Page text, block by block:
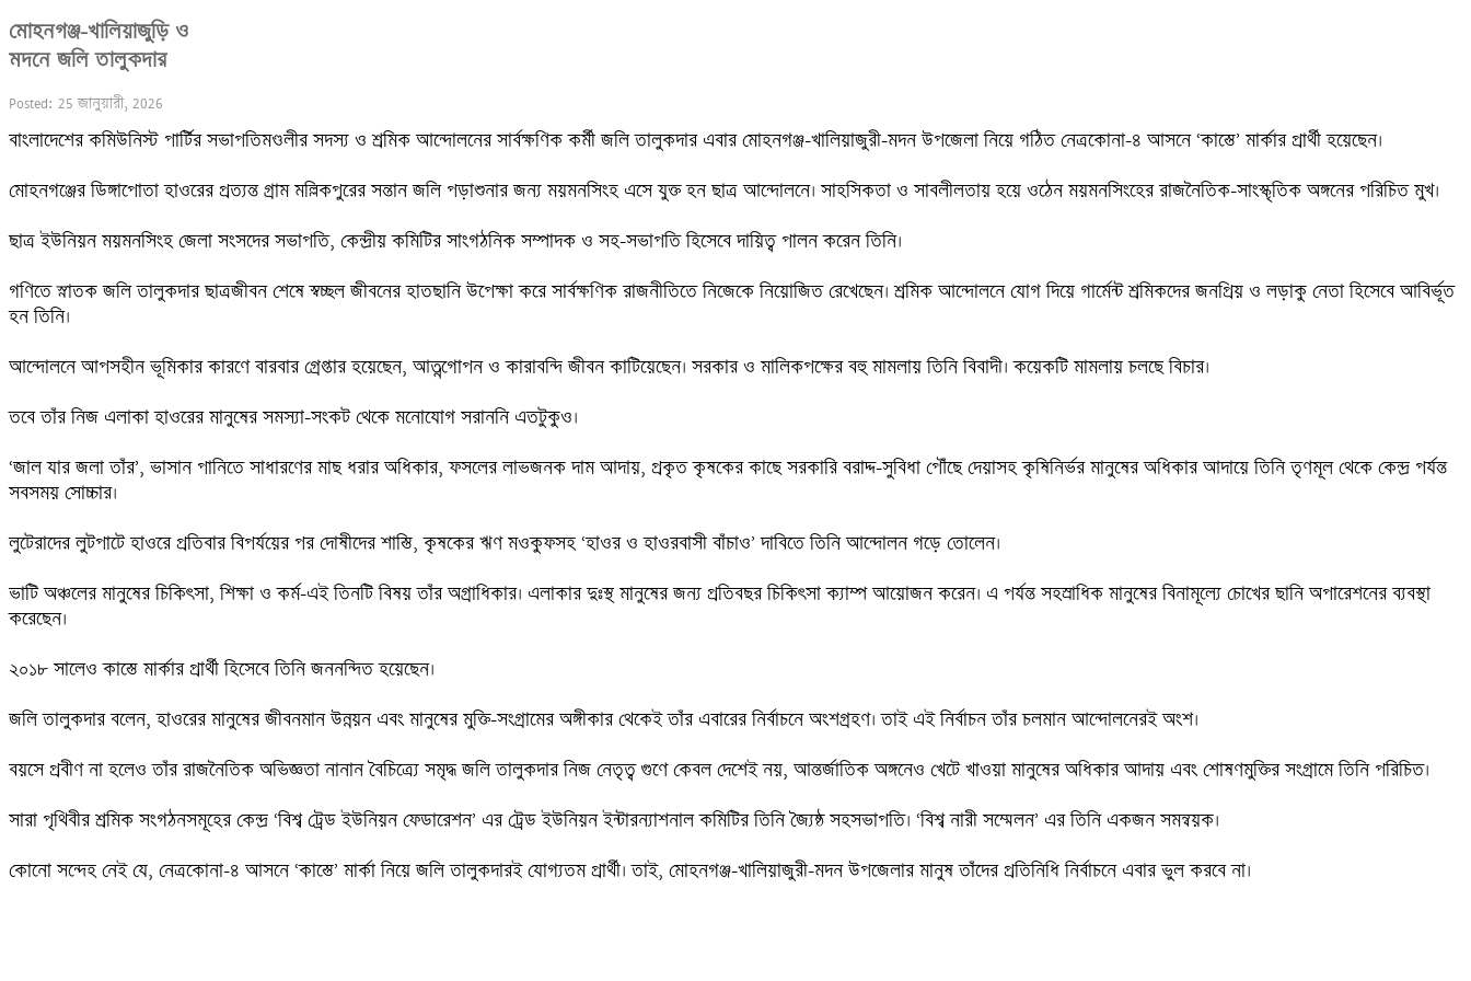
মোহনগঞ্জ-খালিয়াজুড়ি ও
মদনে জলি তালুকদার
Posted: 25 জানুয়ারী, 2026
বাংলাদেশের কমিউনিস্ট পার্টির সভাপতিমণ্ডলীর সদস্য ও শ্রমিক আন্দোলনের সার্বক্ষণিক কর্মী জলি তালুকদার এবার মোহনগঞ্জ-খালিয়াজুরী-মদন উপজেলা নিয়ে গঠিত নেত্রকোনা-৪ আসনে ‘কাস্তে’ মার্কার প্রার্থী হয়েছেন।
মোহনগঞ্জের ডিঙ্গাপোতা হাওরের প্রত্যন্ত গ্রাম মল্লিকপুরের সন্তান জলি পড়াশুনার জন্য ময়মনসিংহ এসে যুক্ত হন ছাত্র আন্দোলনে। সাহসিকতা ও সাবলীলতায় হয়ে ওঠেন ময়মনসিংহের রাজনৈতিক-সাংস্কৃতিক অঙ্গনের পরিচিত মুখ।
ছাত্র ইউনিয়ন ময়মনসিংহ জেলা সংসদের সভাপতি, কেন্দ্রীয় কমিটির সাংগঠনিক সম্পাদক ও সহ-সভাপতি হিসেবে দায়িত্ব পালন করেন তিনি।
গণিতে স্নাতক জলি তালুকদার ছাত্রজীবন শেষে স্বচ্ছল জীবনের হাতছানি উপেক্ষা করে সার্বক্ষণিক রাজনীতিতে নিজেকে নিয়োজিত রেখেছেন। শ্রমিক আন্দোলনে যোগ দিয়ে গার্মেন্ট শ্রমিকদের জনপ্রিয় ও লড়াকু নেতা হিসেবে আবির্ভূত
হন তিনি।
আন্দোলনে আপসহীন ভূমিকার কারণে বারবার গ্রেপ্তার হয়েছেন, আত্নগোপন ও কারাবন্দি জীবন কাটিয়েছেন। সরকার ও মালিকপক্ষের বহু মামলায় তিনি বিবাদী। কয়েকটি মামলায় চলছে বিচার।
তবে তাঁর নিজ এলাকা হাওরের মানুষের সমস্যা-সংকট থেকে মনোযোগ সরাননি এতটুকুও।
‘জাল যার জলা তাঁর’, ভাসান পানিতে সাধারণের মাছ ধরার অধিকার, ফসলের লাভজনক দাম আদায়, প্রকৃত কৃষকের কাছে সরকারি বরাদ্দ-সুবিধা পৌঁছে দেয়াসহ কৃষিনির্ভর মানুষের অধিকার আদায়ে তিনি তৃণমূল থেকে কেন্দ্র পর্যন্ত
সবসময় সোচ্চার।
লুটেরাদের লুটপাটে হাওরে প্রতিবার বিপর্যয়ের পর দোষীদের শাস্তি, কৃষকের ঋণ মওকুফসহ ‘হাওর ও হাওরবাসী বাঁচাও’ দাবিতে তিনি আন্দোলন গড়ে তোলেন।
ভাটি অঞ্চলের মানুষের চিকিৎসা, শিক্ষা ও কর্ম-এই তিনটি বিষয় তাঁর অগ্রাধিকার। এলাকার দুঃস্থ মানুষের জন্য প্রতিবছর চিকিৎসা ক্যাম্প আয়োজন করেন। এ পর্যন্ত সহস্রাধিক মানুষের বিনামূল্যে চোখের ছানি অপারেশনের ব্যবস্থা
করেছেন।
২০১৮ সালেও কাস্তে মার্কার প্রার্থী হিসেবে তিনি জননন্দিত হয়েছেন।
জলি তালুকদার বলেন, হাওরের মানুষের জীবনমান উন্নয়ন এবং মানুষের মুক্তি-সংগ্রামের অঙ্গীকার থেকেই তাঁর এবারের নির্বাচনে অংশগ্রহণ। তাই এই নির্বাচন তাঁর চলমান আন্দোলনেরই অংশ।
বয়সে প্রবীণ না হলেও তাঁর রাজনৈতিক অভিজ্ঞতা নানান বৈচিত্র্যে সমৃদ্ধ জলি তালুকদার নিজ নেতৃত্ব গুণে কেবল দেশেই নয়, আন্তর্জাতিক অঙ্গনেও খেটে খাওয়া মানুষের অধিকার আদায় এবং শোষণমুক্তির সংগ্রামে তিনি পরিচিত।
সারা পৃথিবীর শ্রমিক সংগঠনসমূহের কেন্দ্র ‘বিশ্ব ট্রেড ইউনিয়ন ফেডারেশন’ এর ট্রেড ইউনিয়ন ইন্টারন্যাশনাল কমিটির তিনি জ্যৈষ্ঠ সহসভাপতি। ‘বিশ্ব নারী সম্মেলন’ এর তিনি একজন সমন্বয়ক।